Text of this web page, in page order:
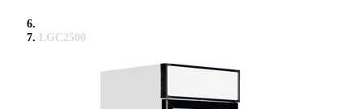
LGC2500